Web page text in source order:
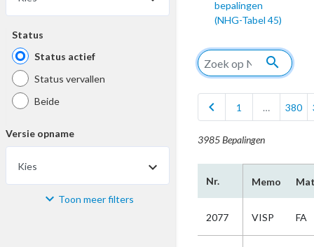
Status
Status actief
Status vervallen
Beide
Versie opname
Kies
Materiaal Toon meer filters
bepalingen
(NHG-Tabel 45)
search
chevron_left 1 … 380
3985 Bepalingen
Nr. Memo
2077 VISP FA